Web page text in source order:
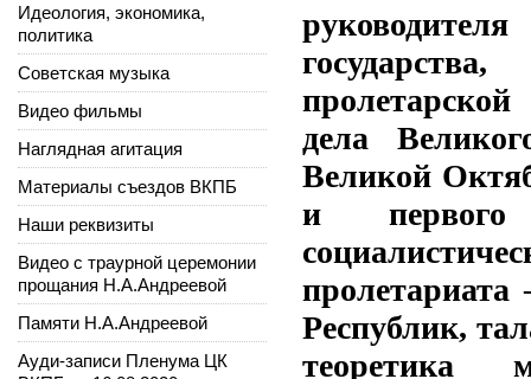
дела
Великой
и первого
Республик,
теоретика
Идеология, экономика,
политика
Советская музыка
Видео фильмы
Наглядная агитация
Материалы съездов ВКПБ
Наши реквизиты
Видео с траурной церемонии
прощания Н.А.Андреевой
Памяти Н.А.Андреевой
Ауди-записи Пленума ЦК